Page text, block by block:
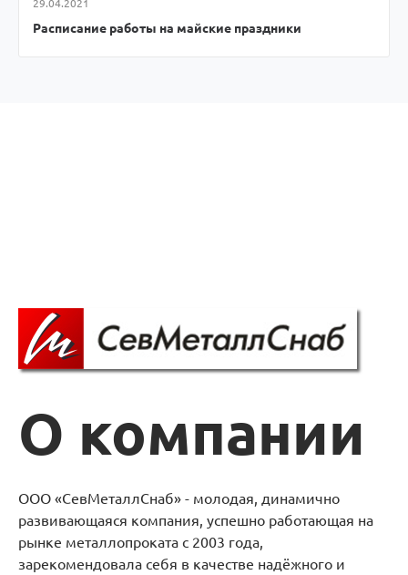
29.04.2021
Расписание работы на майские праздники
О компании
ООО «СевМеталлСнаб» - молодая, динамично
развивающаяся компания, успешно работающая на
рынке металлопроката с 2003 года,
зарекомендовала себя в качестве надёжного и